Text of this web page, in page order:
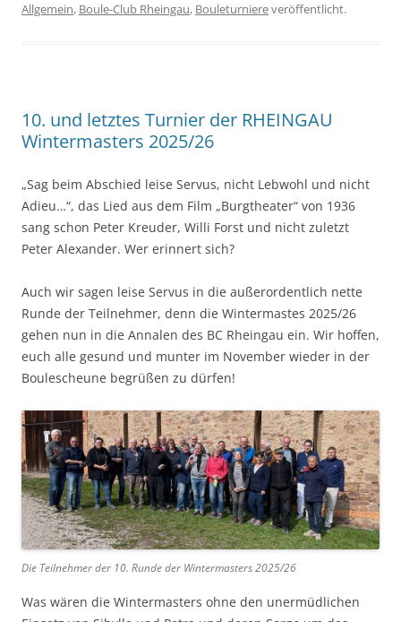
Allgemein, Boule-Club Rheingau, Bouleturniereveröffentlicht.
10. und letztes Turnier der RHEINGAU
Wintermasters 2025/26
„Sag beim Abschied leise Servus, nicht Lebwohl und nicht
Adieu…“, das Lied aus dem Film „Burgtheater“ von 1936
sang schon Peter Kreuder, Willi Forst und nicht zuletzt
Peter Alexander. Wer erinnert sich?
Auch wir sagen leise Servus in die außerordentlich nette
Runde der Teilnehmer, denn die Wintermastes 2025/26
gehen nun in die Annalen des BC Rheingau ein. Wir hoffen,
euch alle gesund und munter im November wieder in der
Boulescheune begrüßen zu dürfen!
Die Teilnehmer der 10. Runde der Wintermasters 2025/26
Was wären die Wintermasters ohne den unermüdlichen